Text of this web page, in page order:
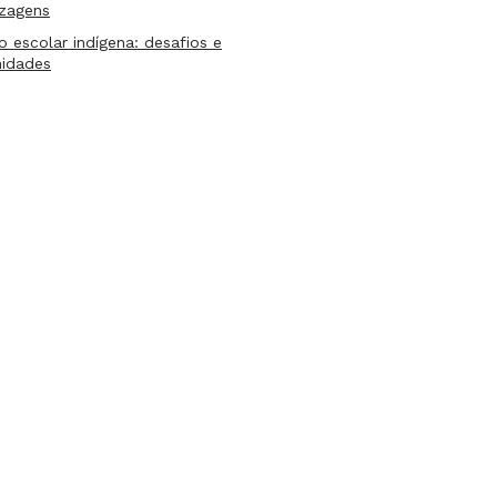
escolar indígena: desafios e